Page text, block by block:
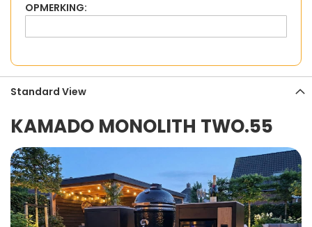
OPMERKING:
Standard View
KAMADO MONOLITH TWO.55